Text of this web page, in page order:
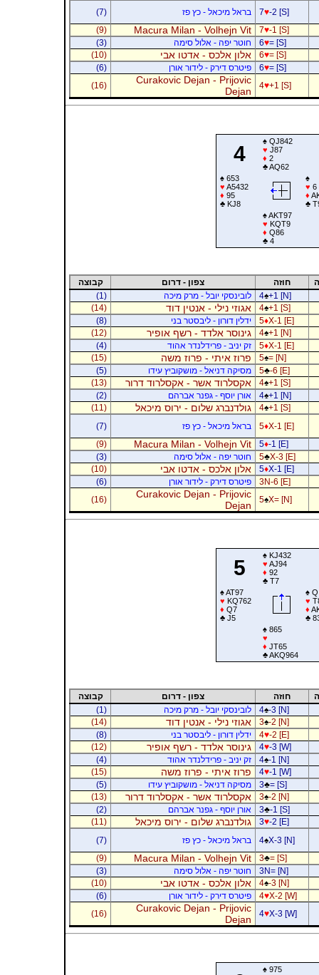
7♥-2 [S] בראל מיכאל - כץ פז
(7)
7♥-1 [S]
Macura Milan - Volhejn Vit
(9)
6♥= [S] חוטר יפה - אלול סימה
(3)
6♥= [S] אלון אלכס - אדטו אבי
(10)
6♥= [S] פיטרס דירק - לידור אורן
(6)
4♥+1 [S]
Curakovic Dejan - Prijovic
Dejan
(16)
4
♠QJ842
♥ J87
♦ 2
♣AQ62
♠653
♥ A5432
♦ 95
♣KJ8
♠
♥ 6
♦
♣
♠AKT97
♥ KQT9
♦ Q86
♣4
חוזה צפון - דרום
קבוצה
4♠+1 [N] לובינסקי יובל - מרק מיכה
(1)
4♠+1 [S] אגוזי נילי - אנטין דוד
(14)
5♦X-1 [E] ידלין דורון - ליבסטר בני
(8)
4♠+1 [N] גינוסר אלדד - רשף אופיר
(12)
5♦X-1 [E] זק יניב - פרידלנדר אהוד
(4)
5♠= [N] פרוז איתי - פרוז משה
(15)
5♣-6 [E] מסיקה דניאל - מושקוביץ עידו
(5)
4♠+1 [S] אקסלרוד אשר - אקסלרוד דרור
(13)
4♠+1 [N] אורן יוסף - גפנר אברהם
(2)
4♠+1 [S] גולדנברג שלום - ירוס מיכאל
(11)
5♦X-1 [E] בראל מיכאל - כץ פז
(7)
5♦-1 [E]
Macura Milan - Volhejn Vit
(9)
5♣X-3 [E] חוטר יפה - אלול סימה
(3)
5♦X-1 [E] אלון אלכס - אדטו אבי
(10)
3N-6 [E]
פיטרס דירק - לידור אורן
(6)
5♠X= [N]
Curakovic Dejan - Prijovic
Dejan
(16)
5
♠KJ432
♥ AJ94
♦ 92
♣T7
♠AT97
♥ KQ762
♦ Q7
♣J5
♠Q
♥
♦
♣
♠865
♥
♦ JT65
♣AKQ964
חוזה צפון - דרום
קבוצה
4♠-3 [N] לובינסקי יובל - מרק מיכה
(1)
3♠-2 [N] אגוזי נילי - אנטין דוד
(14)
4♥-2 [E] ידלין דורון - ליבסטר בני
(8)
4♥-3 [W] גינוסר אלדד - רשף אופיר
(12)
4♠-1 [N] זק יניב - פרידלנדר אהוד
(4)
4♥-1 [W] פרוז איתי - פרוז משה
(15)
3♣= [S] מסיקה דניאל - מושקוביץ עידו
(5)
3♠-2 [N] אקסלרוד אשר - אקסלרוד דרור
(13)
3♣-1 [S] אורן יוסף - גפנר אברהם
(2)
3♥-2 [E] גולדנברג שלום - ירוס מיכאל
(11)
4♠X-3 [N] בראל מיכאל - כץ פז
(7)
3♣= [S]
Macura Milan - Volhejn Vit
(9)
3N= [N]
חוטר יפה - אלול סימה
(3)
4♠-3 [N] אלון אלכס - אדטו אבי
(10)
4♥X-2 [W] פיטרס דירק - לידור אורן
(6)
4♥X-3 [W]
Curakovic Dejan - Prijovic
Dejan
(16)
♠975